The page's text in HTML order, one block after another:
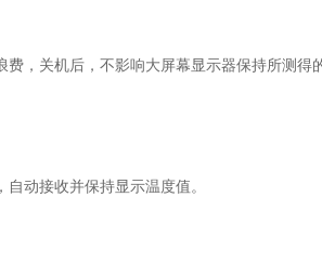
，关机后，不影响大屏幕显示器保持所测得
自动接收并保持显示温度值。